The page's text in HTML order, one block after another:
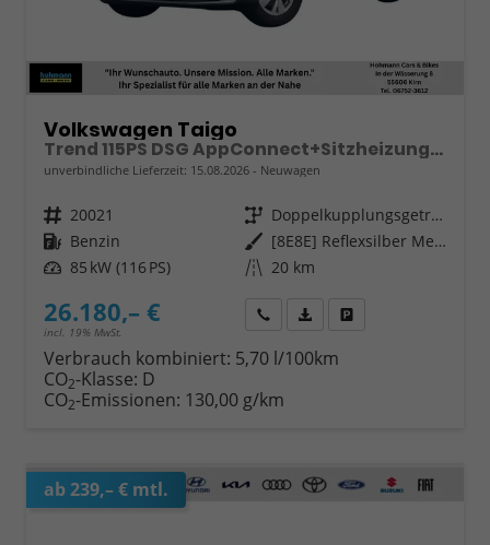
Volkswagen Taigo
Trend 115PS DSG AppConnect+Sitzheizung+PDC+Alu16+LED+DAB+FrontAssist
unverbindliche Lieferzeit: 15.08.2026 Neuwagen
Fahrzeugnr. 20021 Getriebe
Doppelkupplungsgetriebe (DSG)
Kraftstoff Benzin Außenfarbe
[8E8E] Reflexsilber Metallic
Leistung 85 kW (116 PS) Kilometerstand 20 km
26.180,– €
incl. 19% MwSt.
Wir rufen Sie anFahrzeugexposé (PDF)
Verbrauch kombiniert: 5,70 l/100km
CO2-Klasse: D
CO2-Emissionen: 130,00 g/km
ab 239,– € mtl.